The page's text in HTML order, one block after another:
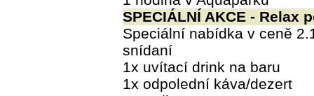
SPECIÁLNÍ AKCE - Relax
Speciální nabídka v ceně
snídaní
1x uvítací drink na baru
1x odpolední káva/dezert